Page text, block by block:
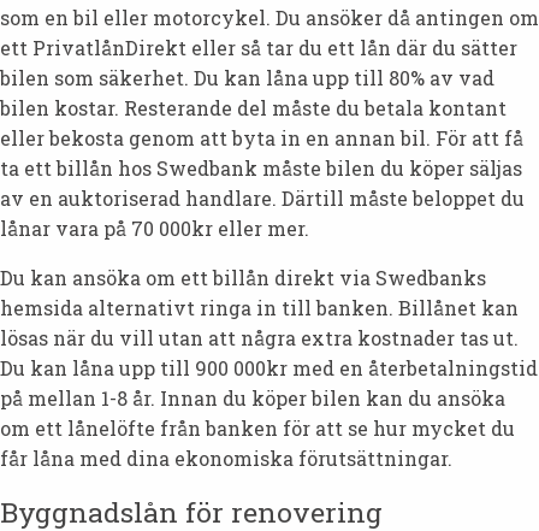
som en bil eller motorcykel. Du ansöker då antingen om
ett PrivatlånDirekt eller så tar du ett lån där du sätter
bilen som säkerhet. Du kan låna upp till 80% av vad
bilen kostar. Resterande del måste du betala kontant
eller bekosta genom att byta in en annan bil. För att få
ta ett billån hos Swedbank måste bilen du köper säljas
av en auktoriserad handlare. Därtill måste beloppet du
lånar vara på 70 000kr eller mer.
Du kan ansöka om ett billån direkt via Swedbanks
hemsida alternativt ringa in till banken. Billånet kan
lösas när du vill utan att några extra kostnader tas ut.
Du kan låna upp till 900 000kr med en återbetalningstid
på mellan 1-8 år. Innan du köper bilen kan du ansöka
om ett lånelöfte från banken för att se hur mycket du
får låna med dina ekonomiska förutsättningar.
Byggnadslån för renovering